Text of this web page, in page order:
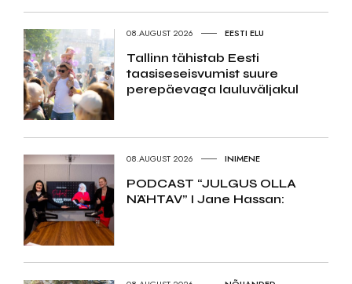
08.AUGUST 2026 EESTI ELU
Tallinn tähistab Eesti
taasiseseisvumist suure
perepäevaga lauluväljakul
08.AUGUST 2026 INIMENE
PODCAST “JULGUS OLLA
NÄHTAV” I Jane Hassan: